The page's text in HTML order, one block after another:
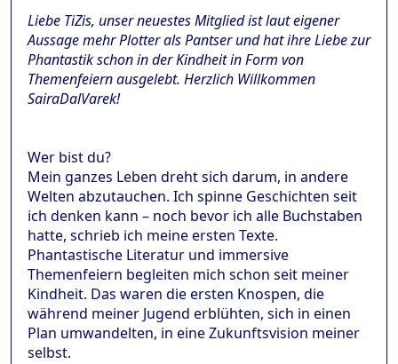
Liebe TiZis, unser neuestes Mitglied ist laut eigener
Aussage mehr Plotter als Pantser und hat ihre Liebe zur
Phantastik schon in der Kindheit in Form von
Themenfeiern ausgelebt. Herzlich Willkommen
SairaDalVarek!
Wer bist du?
Mein ganzes Leben dreht sich darum, in andere
Welten abzutauchen. Ich spinne Geschichten seit
ich denken kann – noch bevor ich alle Buchstaben
hatte, schrieb ich meine ersten Texte.
Phantastische Literatur und immersive
Themenfeiern begleiten mich schon seit meiner
Kindheit. Das waren die ersten Knospen, die
während meiner Jugend erblühten, sich in einen
Plan umwandelten, in eine Zukunftsvision meiner
selbst.